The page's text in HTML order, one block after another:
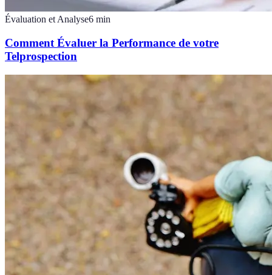
Évaluation et Analyse6 min
Comment Évaluer la Performance de votre
Telprospection